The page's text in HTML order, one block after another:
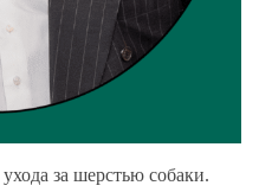
за шерстью собаки.